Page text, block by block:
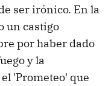
ser irónico. En la
un castigo
por haber dado
y la
'Prometeo' que